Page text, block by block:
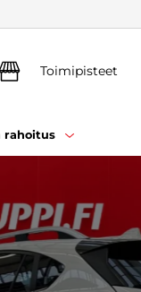
Toimipisteet
rahoitus